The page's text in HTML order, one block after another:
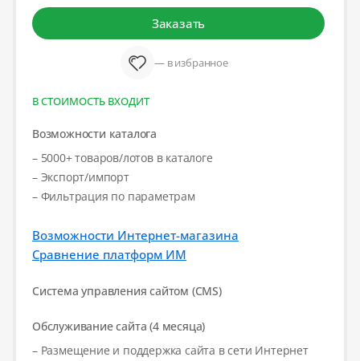
Заказать
— в избранное
В СТОИМОСТЬ ВХОДИТ
Возможности каталога
– 5000+ товаров/лотов в каталоге
– Экспорт/импорт
– Фильтрация по параметрам
Возможности Интернет-магазина
Сравнение платформ ИМ
Система управления сайтом (CMS)
Обслуживание сайта (4 месяца)
– Размещение и поддержка сайта в сети Интернет